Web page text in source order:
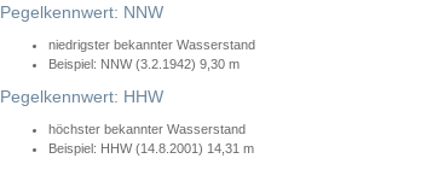
Pegelkennwert: NNW
niedrigster bekannter Wasserstand
Beispiel: NNW (3.2.1942) 9,30 m
Pegelkennwert: HHW
höchster bekannter Wasserstand
Beispiel: HHW (14.8.2001) 14,31 m